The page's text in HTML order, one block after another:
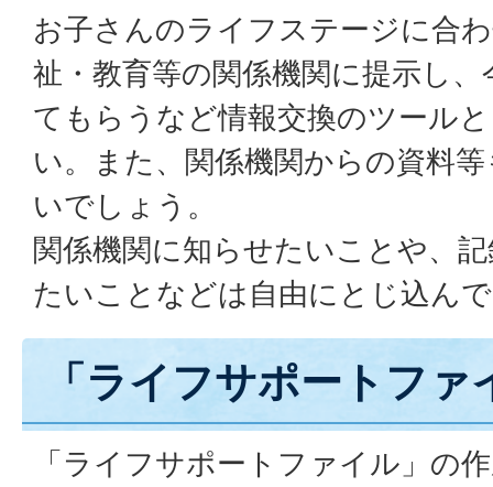
お子さんのライフステージに合
祉・教育等の関係機関に提示し
てもらうなど情報交換のツール
い。また、関係機関からの資料
いでしょう。
関係機関に知らせたいことや、
たいことなどは自由にとじ込ん
「ライフサポートフ
「ライフサポートファイル」の